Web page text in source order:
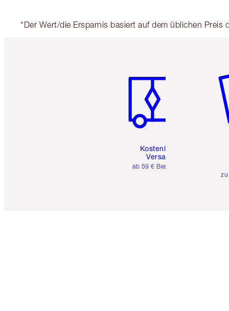
*Der Wert/die Ersparnis basiert auf dem üblichen
Kostenloser
Versand
ab 59 € Bestellwert
zu